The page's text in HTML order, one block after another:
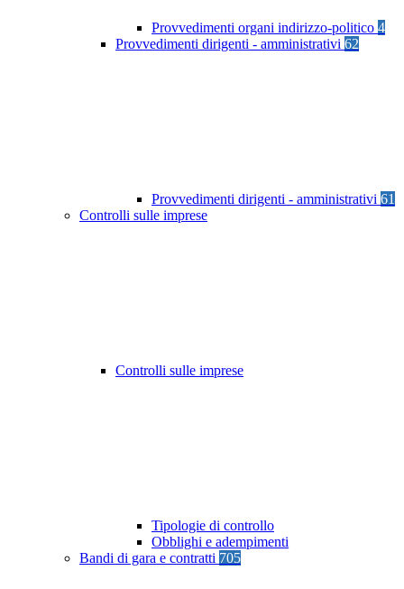
Provvedimenti organi indirizzo-politico 4
Provvedimenti dirigenti - amministrativi 62
Provvedimenti dirigenti - amministrativi 61
Controlli sulle imprese
Controlli sulle imprese
Tipologie di controllo
Obblighi e adempimenti
Bandi di gara e contratti 705